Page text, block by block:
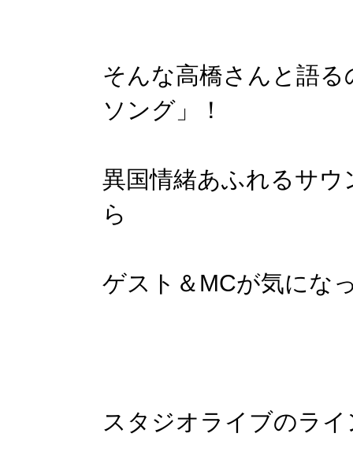
そんな高橋さんと語
ソング」！
異国情緒あふれるサ
ら
ゲスト＆MCが気にな
スタジオライブのラ